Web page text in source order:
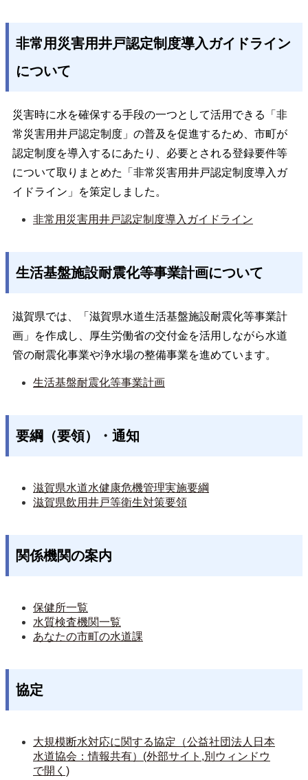
非常用災害用井戸認定制度導入ガイドライン
について
災害時に水を確保する手段の一つとして活用できる「非
常災害用井戸認定制度」の普及を促進するため、市町が
認定制度を導入するにあたり、必要とされる登録要件等
について取りまとめた「非常災害用井戸認定制度導入ガ
イドライン」を策定しました。
非常用災害用井戸認定制度導入ガイドライン
生活基盤施設耐震化等事業計画について
滋賀県では、「滋賀県水道生活基盤施設耐震化等事業計
画」を作成し、厚生労働省の交付金を活用しながら水道
管の耐震化事業や浄水場の整備事業を進めています。
生活基盤耐震化等事業計画
要綱（要領）・通知
滋賀県水道水健康危機管理実施要綱
滋賀県飲用井戸等衛生対策要領
関係機関の案内
保健所一覧
水質検査機関一覧
あなたの市町の水道課
協定
大規模断水対応に関する協定（公益社団法人日本
水道協会：情報共有）(外部サイト,別ウィンドウ
で開く)